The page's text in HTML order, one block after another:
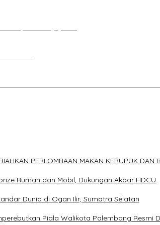
PERLOMBAAN MAKAN KERUPUK DAN
Rumah dan Mobil, Dukungan Akbar HDCU
Dunia di Ogan Ilir, Sumatra Selatan
Piala Walikota Palembang Resmi